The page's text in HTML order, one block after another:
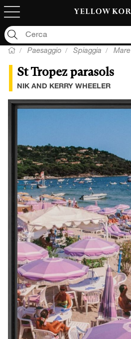
Paesaggio Spiaggia Mare
St Tropez parasols
NIK AND KERRY WHEELER